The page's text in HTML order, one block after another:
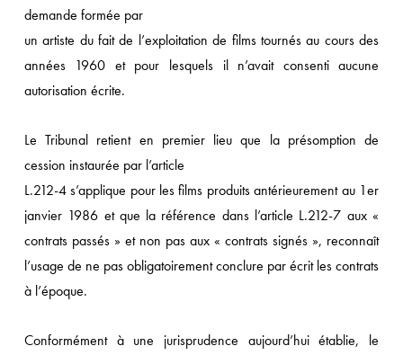
demande formée par
un artiste du fait de l’exploitation de films tournés au cours des
années 1960 et pour lesquels il n’avait consenti aucune
autorisation écrite.
Le Tribunal retient en premier lieu que la présomption de
cession instaurée par l’article
L.212-4 s’applique pour les films produits antérieurement au 1er
janvier 1986 et que la référence dans l’article L.212-7 aux «
contrats passés » et non pas aux « contrats signés », reconnaît
l’usage de ne pas obligatoirement conclure par écrit les contrats
à l’époque.
Conformément à une jurisprudence aujourd’hui établie, le